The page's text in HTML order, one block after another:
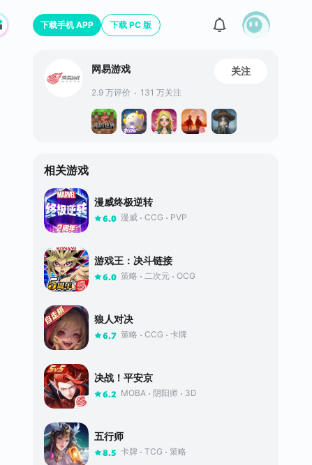
下载手机 APP 下载 PC 版
网易游戏 关注
2.9 万评价 131 万关注
相关游戏
漫威终极逆转
6.0 漫威 CCG PVP
游戏王：决斗链接
6.0 策略 二次元 OCG
狼人对决
6.7 策略 CCG 卡牌
决战！平安京
6.2 MOBA 阴阳师 3D
五行师
8.5 卡牌 TCG 策略